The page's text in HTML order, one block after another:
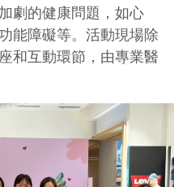
劇的健康問題，如心
能障礙等。活動現場除
和互動環節，由專業醫